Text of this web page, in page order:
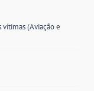
vítimas (Aviação e